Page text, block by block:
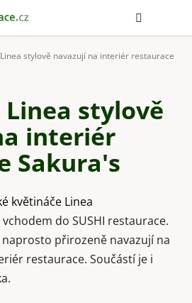
stylově navazují na interiér restaurace
stylově
interiér
Sakura's
květináče Linea
do SUSHI restaurace.
přirozeně navazují na
restaurace. Součástí je i